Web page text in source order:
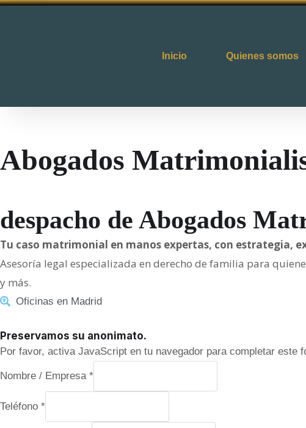
Inicio Quienes somos
Abogados
despacho de Abogados
Tu caso matrimonial en manos expertas, con estrategia,
Asesoría legal especializada en derecho de familia para
y más.
Oficinas en Madrid
Preservamos su anonimato.
Por favor, activa JavaScript en tu navegador para completar este
Nombre / Empresa *
Teléfono *